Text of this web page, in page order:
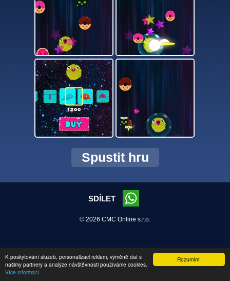
Rozumím!
K poskytování služeb, personalizaci reklam, výměně dat s
našimy partnery a analýze návštěvnosti používáme cookies.
Více informací
Spustit hru
SDÍLET
© 2026 CMC Online s.r.o.